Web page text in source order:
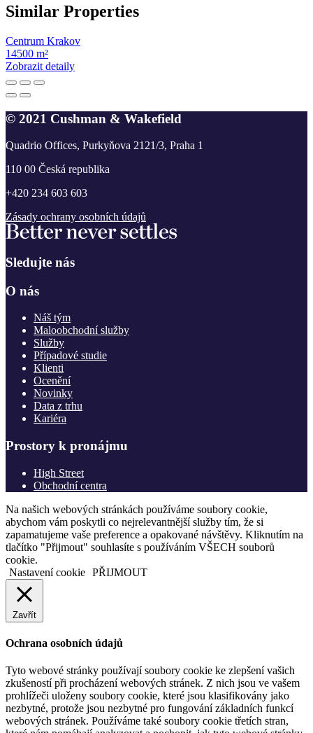
Similar Properties
Centrum Krakov
14500 m²
Zobrazit detaily
© 2021 Cushman & Wakefield
Quadrio Offices, Purkyňova 2121/3, Praha 1
110 00 Česká republika
+420 234 603 603
Zásady ochrany osobních údajů
Sledujte nás
O nás
Náš tým
Maloobchodní služby
Služby
Případové studie
Klienti
Ocenění
Novinky
Data z trhu
Kariéra
Prostory k pronájmu
High Street
Obchodní centra
Na našich webových stránkách používáme soubory cookie,
abychom vám poskytli co nejrelevantnější služby tím, že si
zapamatujeme vaše preference a opakované návštěvy. Kliknutím na
tlačítko "Přijmout" souhlasíte s používáním VŠECH souborů
cookie.
Nastavení cookie PŘIJMOUT
Zavřít
Ochrana osobních údajů
Tyto webové stránky používají soubory cookie ke zlepšení vašich
zkušeností při procházení webových stránek. Z nich jsou ve vašem
prohlížeči uloženy soubory cookie, které jsou klasifikovány jako
nezbytné, protože jsou nezbytné pro fungování základních funkcí
webových stránek. Používáme také soubory cookie třetích stran,